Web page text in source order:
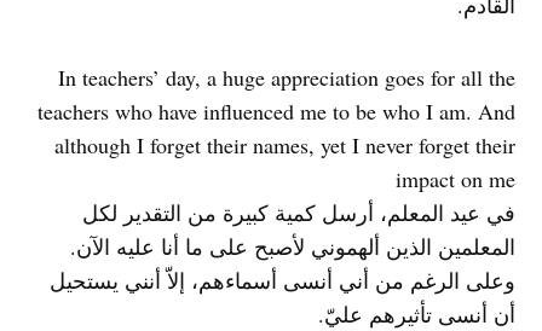
In teachers’ day, a huge appreciation goes for all the
teachers who have influenced me to be who I am. And
although I forget their names, yet I never forget their
impact on me
في عيد المعلم، أرسل كمية كبيرة من التقدير لكل
المعلمين الذين ألهموني لأصبح على ما أنا عليه الآن.
وعلى الرغم من أني أنسى أسماءهم، إلاّ أنني يستحيل
أن أنسى تأثيرهم عليّ.